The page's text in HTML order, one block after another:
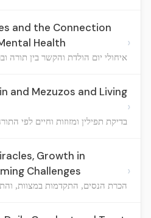
and the Connection
Health
איחולי יום הולדת והקשר בין תורה
›
and Mezuzos and Living
בדיקת תפילין ומזוזות וחיים לפי
›
Growth in
Challenges
הכרת הנסים, התקדמות במצוות,
›